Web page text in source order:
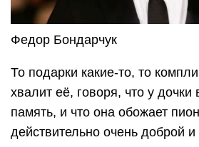
Федор Бондарчук
То подарки какие-то, то
хвалит её, говоря, что у дочки
память, и что она обожает
действительно очень доброй